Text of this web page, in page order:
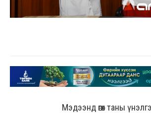
Мэдээнд өгөх таны